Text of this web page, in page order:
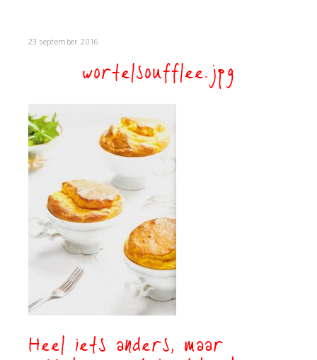
23 september 2016
wortelsoufflee.jpg
Heel iets anders, maar